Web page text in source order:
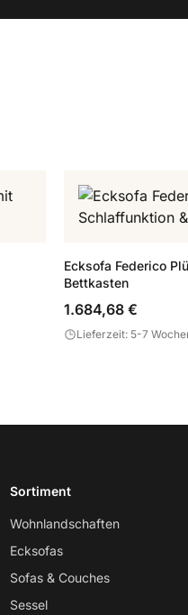
Ecksofa Federico
Bettkasten
1.684,68 €
Lieferzeit: 5-7
Sortiment
Wohnlandschaften
Ecksofas
Sofas & Couches
Sessel